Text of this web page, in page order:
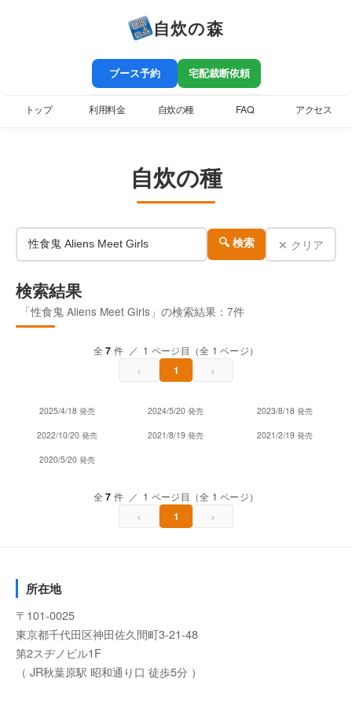
自炊の森
ブース予約 宅配裁断依頼
トップ 利用料金 自炊の種 FAQ アクセス
自炊の種
🔍 検索 ✕ クリア
検索結果
「性食鬼 Aliens Meet Girls」の検索結果：7件
全7 件 ／ 1 ページ目（全 1 ページ）
‹ 1 ›
2025/4/18 発売 2024/5/20 発売 2023/8/18 発売
2022/10/20 発売 2021/8/19 発売 2021/2/19 発売
2020/5/20 発売
全7 件 ／ 1 ページ目（全 1 ページ）
‹ 1 ›
所在地
〒101-0025
東京都千代田区神田佐久間町3-21-48
第2スヂノビル1F
（ JR秋葉原駅 昭和通り口 徒歩5分 ）